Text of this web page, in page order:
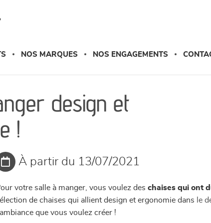
NOS MARQUES NOS ENGAGEMENTS
design et
!
À partir du 13/07/2021
votre salle à manger, vous voulez des chaises qui ont
de chaises qui allient design et ergonomie dans le
que vous voulez créer !